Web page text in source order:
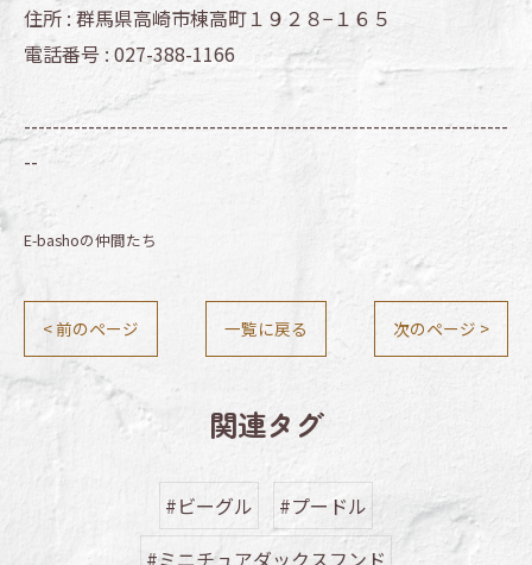
住所 : 群馬県高崎市棟高町１９２８−１６５
電話番号 : 027-388-1166
--------------------------------------------------------------------
--
E-bashoの仲間たち
< 前のページ 一覧に戻る 次のページ >
関連タグ
#ビーグル
#プードル
#ミニチュアダックスフンド